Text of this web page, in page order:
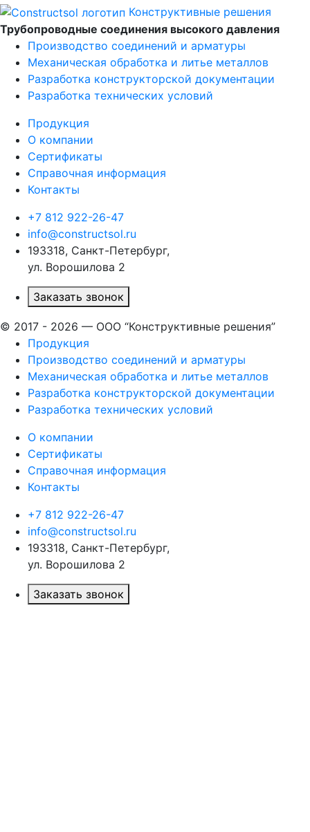
Конструктивные решения
Трубопроводные соединения высокого давления
Производство соединений и арматуры​
Механическая обработка и литье металлов
Разработка конструкторской документации
Разработка технических условий
Продукция
О компании
Сертификаты
Справочная информация
Контакты
+7 812 922-26-47
info@constructsol.ru
193318, Санкт-Петербург,
ул. Ворошилова 2
Заказать звонок
© 2017 - 2026 — ООО “Конструктивные решения”
Продукция
Производство соединений и арматуры​
Механическая обработка и литье металлов
Разработка конструкторской документации
Разработка технических условий
О компании
Сертификаты
Справочная информация
Контакты
+7 812 922-26-47
info@constructsol.ru
193318, Санкт-Петербург,
ул. Ворошилова 2
Заказать звонок